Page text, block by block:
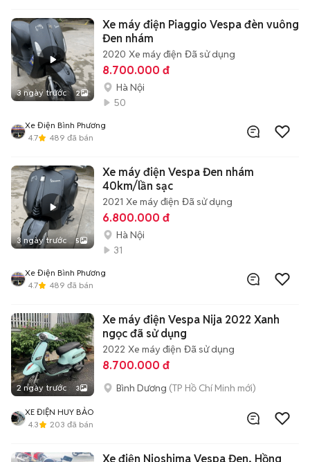
3 ngày trước 2
Xe máy điện Piaggio Vespa đèn vuông
Đen nhám
2020 Xe máy điện Đã sử dụng
8.700.000 đ
Hà Nội
50
Xe Điện Bình Phương
4.7
489 đã bán
3 ngày trước 5
Xe máy điện Vespa Đen nhám
40km/lần sạc
2021 Xe máy điện Đã sử dụng
6.800.000 đ
Hà Nội
31
Xe Điện Bình Phương
4.7
489 đã bán
2 ngày trước 3
Xe máy điện Vespa Nija 2022 Xanh
ngọc đã sử dụng
2022 Xe máy điện Đã sử dụng
8.700.000 đ
Bình Dương (TP Hồ Chí Minh mới)
XE ĐIỆN HUY BẢO
4.3
203 đã bán
Xe điện Nioshima Vespa Đen, Hồng